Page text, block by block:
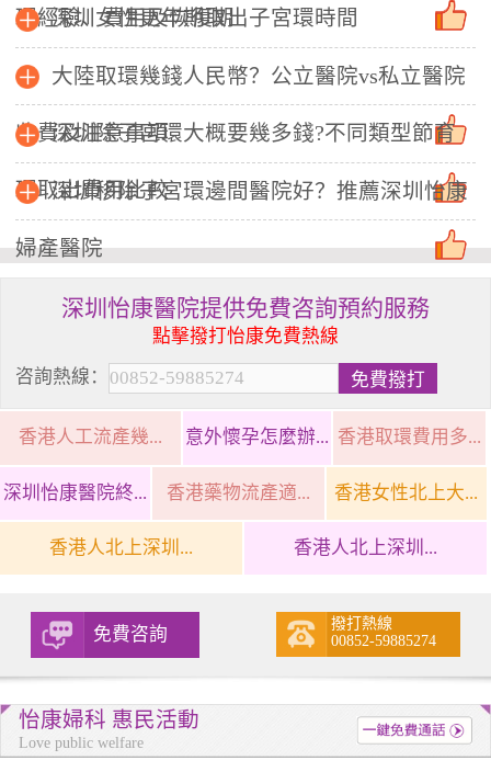
環經驗、費用及恢復期
深圳女性更年期取出子宮環時間
大陸取環幾錢人民幣？公立醫院vs私立醫院
收費及注意事項
深圳除子宮環大概要幾多錢?不同類型節育
環取出費用比較
深圳移除子宮環邊間醫院好？推薦深圳怡康
婦產醫院
深圳怡康醫院提供免費咨詢預約服務
點擊撥打怡康免費熱線
咨詢熱線：
香港人工流產幾... 意外懷孕怎麼辦... 香港取環費用多...
深圳怡康醫院終... 香港藥物流產適... 香港女性北上大...
香港人北上深圳... 香港人北上深圳...
免費咨詢
撥打熱線
00852-59885274
怡康婦科 惠民活動
Love public welfare